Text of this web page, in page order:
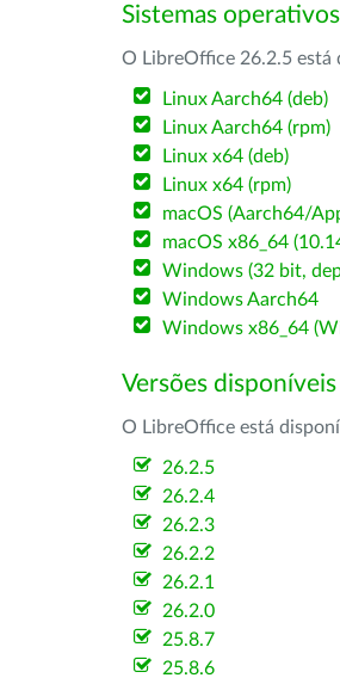
Sistemas operativos
O LibreOffice 26.2.5 está
Linux Aarch64 (deb)
Linux Aarch64 (rpm)
Linux x64 (deb)
Linux x64 (rpm)
macOS (Aarch64/
macOS x86_64
Windows (32 bit,
Windows Aarch64
Windows x86_64
Versões disponíveis
O LibreOffice está
26.2.5
26.2.4
26.2.3
26.2.2
26.2.1
26.2.0
25.8.7
25.8.6